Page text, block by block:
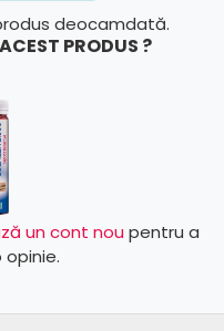
deocamdată.
PRODUS ?
un cont nou pentru a